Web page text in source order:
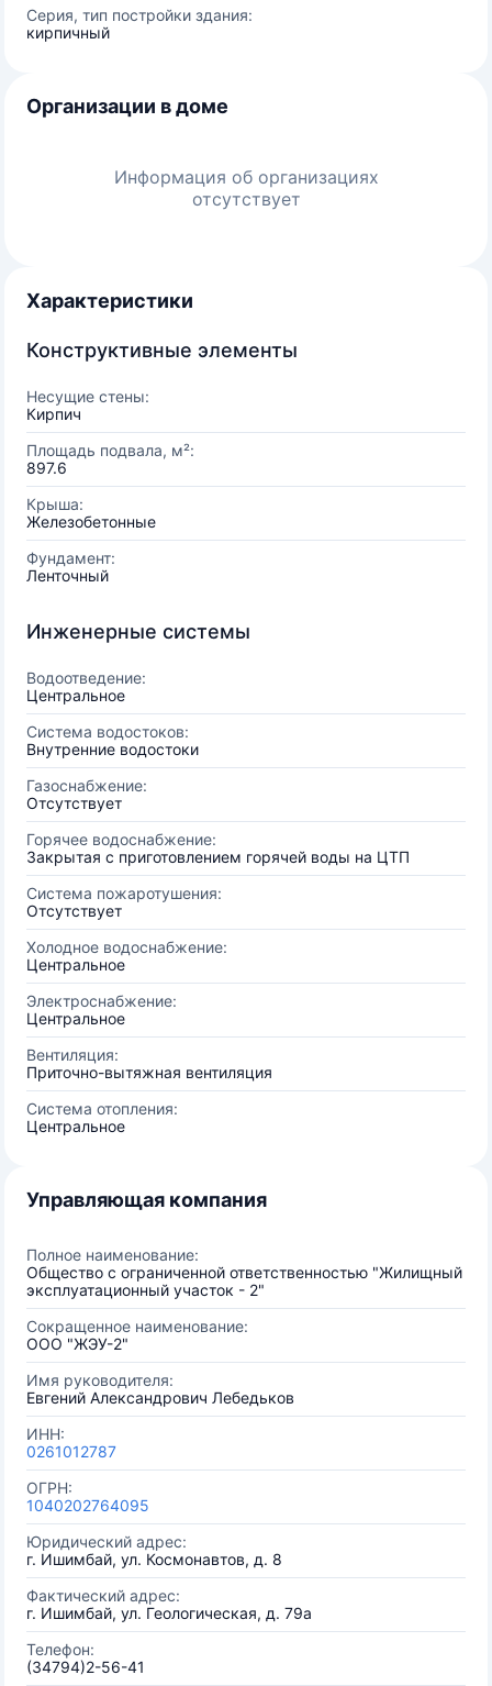
Серия, тип постройки здания:
кирпичный
Организации в доме
Информация об организациях
отсутствует
Характеристики
Конструктивные элементы
Несущие стены:
Кирпич
Площадь подвала, м²:
897.6
Крыша:
Железобетонные
Фундамент:
Ленточный
Инженерные системы
Водоотведение:
Центральное
Система водостоков:
Внутренние водостоки
Газоснабжение:
Отсутствует
Горячее водоснабжение:
Закрытая с приготовлением горячей воды на ЦТП
Система пожаротушения:
Отсутствует
Холодное водоснабжение:
Центральное
Электроснабжение:
Центральное
Вентиляция:
Приточно-вытяжная вентиляция
Система отопления:
Центральное
Управляющая компания
Полное наименование:
Общество с ограниченной ответственностью "Жилищный
эксплуатационный участок - 2"
Сокращенное наименование:
ООО "ЖЭУ-2"
Имя руководителя:
Евгений Александрович Лебедьков
ИНН:
0261012787
ОГРН:
1040202764095
Юридический адрес:
г. Ишимбай, ул. Космонавтов, д. 8
Фактический адрес:
г. Ишимбай, ул. Геологическая, д. 79а
Телефон:
(34794)2-56-41